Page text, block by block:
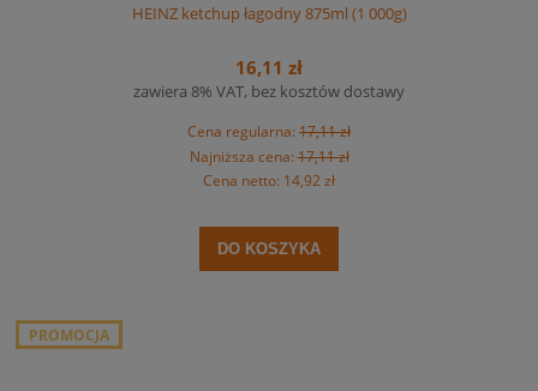
HEINZ ketchup łagodny 875ml (1 000g)
16,11 zł
zawiera 8% VAT, bez kosztów dostawy
Cena regularna: 17,11 zł
Najniższa cena:17,11 zł
Cena netto: 14,92 zł
DO KOSZYKA
PROMOCJA